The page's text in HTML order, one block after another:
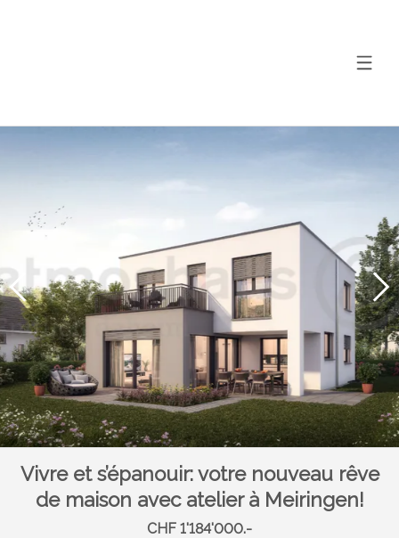
Vivre et s’épanouir: votre nouveau rêve
de maison avec atelier à Meiringen!
CHF 1'184'000.-